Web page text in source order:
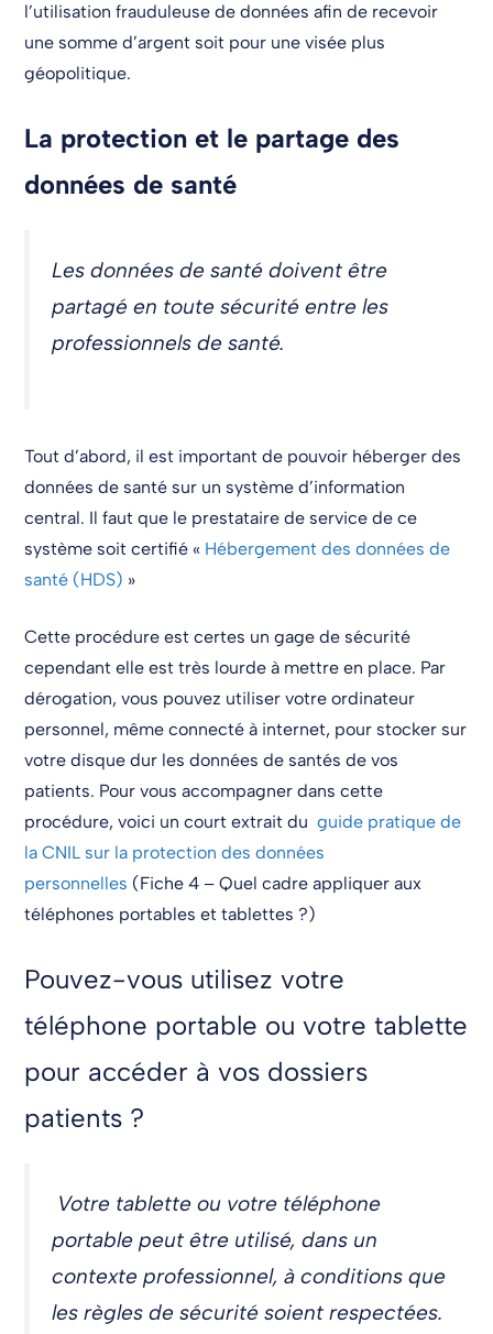
l’utilisation frauduleuse de données afin de recevoir
une somme d’argent soit pour une visée plus
géopolitique.
La protection et le partage des
données de santé
Les données de santé doivent être
partagé en toute sécurité entre les
professionnels de santé.
Tout d’abord, il est important de pouvoir héberger des
données de santé sur un système d’information
central. Il faut que le prestataire de service de ce
système soit certifié « Hébergement des données de
santé (HDS) »
Cette procédure est certes un gage de sécurité
cependant elle est très lourde à mettre en place. Par
dérogation, vous pouvez utiliser votre ordinateur
personnel, même connecté à internet, pour stocker sur
votre disque dur les données de santés de vos
patients. Pour vous accompagner dans cette
procédure, voici un court extrait duguide pratique de
la CNIL sur la protection des données
personnelles (Fiche 4 – Quel cadre appliquer aux
téléphones portables et tablettes ?)
Pouvez-vous utilisez votre
téléphone portable ou votre tablette
pour accéder à vos dossiers
patients ?
Votre tablette ou votre téléphone
portable peut être utilisé, dans un
contexte professionnel, à conditions que
les règles de sécurité soient respectées.